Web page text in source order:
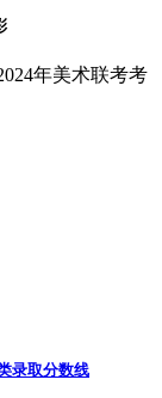
年美术联考考
录取分数线